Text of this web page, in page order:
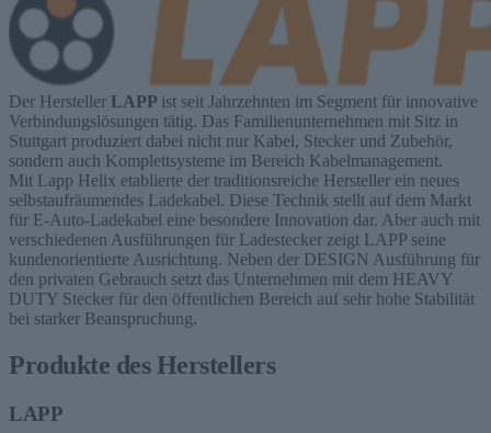
Der Hersteller LAPP ist seit Jahrzehnten im Segment für innovative
Verbindungslösungen tätig. Das Familienunternehmen mit Sitz in
Stuttgart produziert dabei nicht nur Kabel, Stecker und Zubehör,
sondern auch Komplettsysteme im Bereich Kabelmanagement.
Mit Lapp Helix etablierte der traditionsreiche Hersteller ein neues
selbstaufräumendes Ladekabel. Diese Technik stellt auf dem Markt
für E-Auto-Ladekabel eine besondere Innovation dar. Aber auch mit
verschiedenen Ausführungen für Ladestecker zeigt LAPP seine
kundenorientierte Ausrichtung. Neben der DESIGN Ausführung für
den privaten Gebrauch setzt das Unternehmen mit dem HEAVY
DUTY Stecker für den öffentlichen Bereich auf sehr hohe Stabilität
bei starker Beanspruchung.
Produkte des Herstellers
LAPP